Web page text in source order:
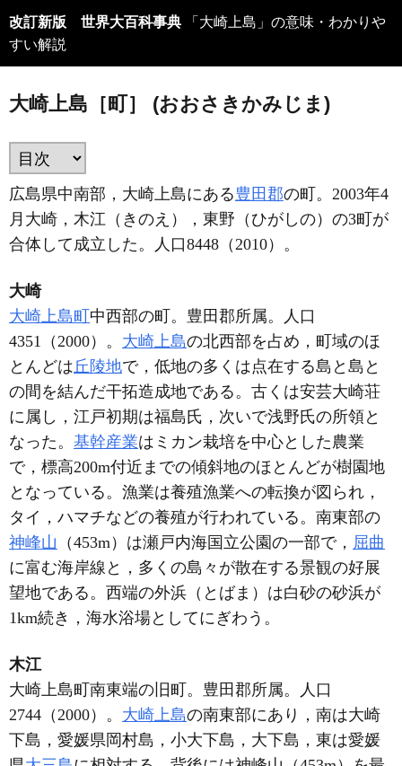
改訂新版 世界大百科事典
すい解説
大崎上島［町］ (おおさきかみじま)
広島県中南部，大崎上島にある豊田郡の町。2003年4
月大崎，木江（きのえ），東野（ひがしの）の3町が
合体して成立した。人口8448（2010）。
大崎
大崎上島町 中西部の町。豊田郡所属。人口
4351（2000）。 大崎上島の北西部を占め，町域のほ
とんどは 丘陵地で，低地の多くは点在する島と島と
の間を結んだ干拓造成地である。古くは安芸大崎荘
に属し，江戸初期は福島氏，次いで浅野氏の所領と
なった。 基幹産業はミカン栽培を中心とした農業
で，標高200m付近までの傾斜地のほとんどが樹園地
となっている。漁業は養殖漁業への転換が図られ，
タイ，ハマチなどの養殖が行われている。南東部の
神峰山 （453m）は瀬戸内海国立公園の一部で， 屈曲
に富む海岸線と，多くの島々が散在する景観の好展
望地である。西端の外浜（とばま）は白砂の砂浜が
1km続き，海水浴場としてにぎわう。
木江
大崎上島町南東端の旧町。豊田郡所属。人口
2744（2000）。 大崎上島の南東部にあり，南は大崎
下島，愛媛県岡村島，小大下島，大下島，東は愛媛